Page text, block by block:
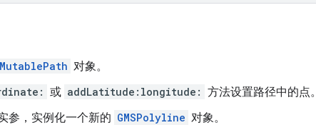
对象。
或 addLatitude:longitude: 方法设置路径中的点。
参，实例化一个新的 GMSPolyline 对象。